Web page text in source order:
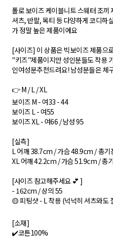
폴로 보이즈 케이블니트 스웨터 조끼
셔츠, 반팔, 목티 등 다양하게 코디하
가 정말 높은 제품이에요
[사이즈] 이 상품은 빅보이즈 제품으
"키즈"제품이지만 성인분들도 착용
인여성분추천드려요! 남성분들은 체
👉 M / L / XL
보이즈 M - 여33 - 44
보이즈 L - 여55
보이즈 XL - 여66 / 남성 95
[실측]
L 어깨 38.7cm / 가슴 48.9cm / 총
XL 어깨 42.2cm / 가슴 51.9cm / 총
[사이즈 참고해주세요 💕 ]
- 162cm / 상의 55
🟡 피팅샷 - L 착용 (넉넉히 셔츠와도
[소재]
✔️코튼100%